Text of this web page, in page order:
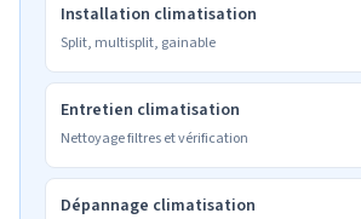
Installation climatisation
Split, multisplit, gainable
Entretien climatisation
Nettoyage filtres et vérification
Dépannage climatisation